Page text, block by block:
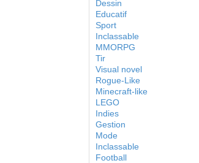
Dessin
Educatif
Sport
Inclassable
MMORPG
Tir
Visual novel
Rogue-Like
Minecraft-like
LEGO
Indies
Gestion
Mode
Inclassable
Football